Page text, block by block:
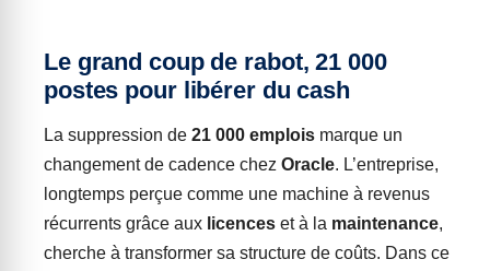
Le grand coup de rabot, 21 000
postes pour libérer du cash
La suppression de 21 000 emplois marque un
changement de cadence chez Oracle. L’entreprise,
longtemps perçue comme une machine à revenus
récurrents grâce aux licences et à la maintenance,
cherche à transformer sa structure de coûts. Dans ce